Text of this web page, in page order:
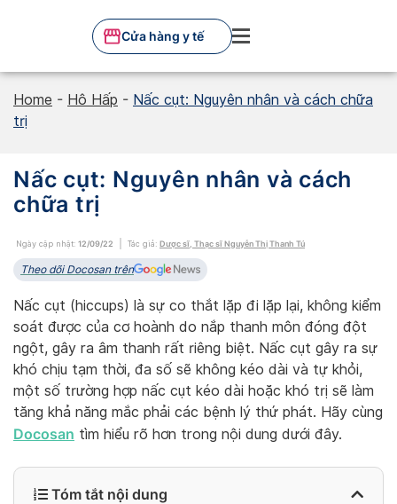
Cửa hàng y tế
Home - Hô Hấp - Nấc cụt: Nguyên nhân và cách chữa
trị
Nấc cụt: Nguyên nhân và cách
chữa trị
Ngày cập nhật: 12/09/22 Tác giả: Dược sĩ, Thạc sĩ Nguyễn Thị Thanh Tú
Theo dõi Docosan trên
Nấc cụt (hiccups) là sự co thắt lặp đi lặp lại, không kiểm
soát được của cơ hoành do nắp thanh môn đóng đột
ngột, gây ra âm thanh rất riêng biệt. Nấc cụt gây ra sự
khó chịu tạm thời, đa số sẽ không kéo dài và tự khỏi,
một số trường hợp nấc cụt kéo dài hoặc khó trị sẽ làm
tăng khả năng mắc phải các bệnh lý thứ phát. Hãy cùng
Docosan tìm hiểu rõ hơn trong nội dung dưới đây.
Tóm tắt nội dung